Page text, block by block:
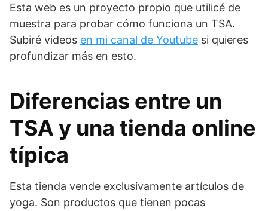
Esta web es un proyecto propio que utilicé de
muestra para probar cómo funciona un TSA.
Subiré videos en mi canal de Youtube si quieres
profundizar más en esto.
Diferencias entre un
TSA y una tienda online
típica
Esta tienda vende exclusivamente artículos de
yoga. Son productos que tienen pocas